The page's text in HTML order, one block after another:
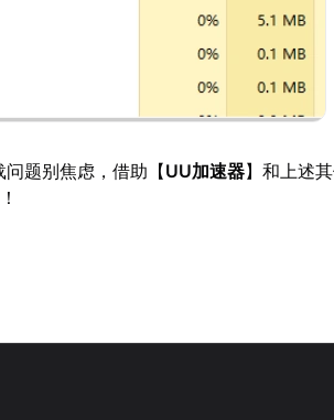
题别焦虑，借助【UU加速器】和上述